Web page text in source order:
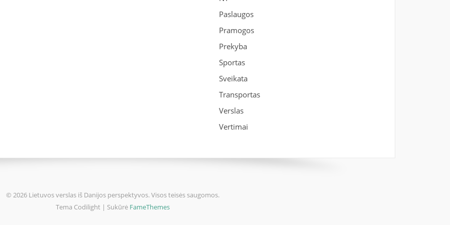
Paslaugos
Pramogos
Prekyba
Sportas
Sveikata
Transportas
Verslas
Vertimai
© 2026 Lietuvos verslas iš Danijos perspektyvos. Visos teisės saugomos.
Tema Codilight | Sukūrė FameThemes